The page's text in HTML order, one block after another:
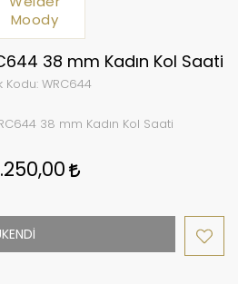
Moody
38 mm Kadın Kol Saati
Kodu:WRC644
38 mm Kadın Kol Saati